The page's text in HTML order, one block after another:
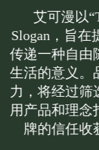
艾可漫以
Slogan，旨在
传递一种自由
生活的意义。
力，将经过筛
用产品和理念
牌的信任收